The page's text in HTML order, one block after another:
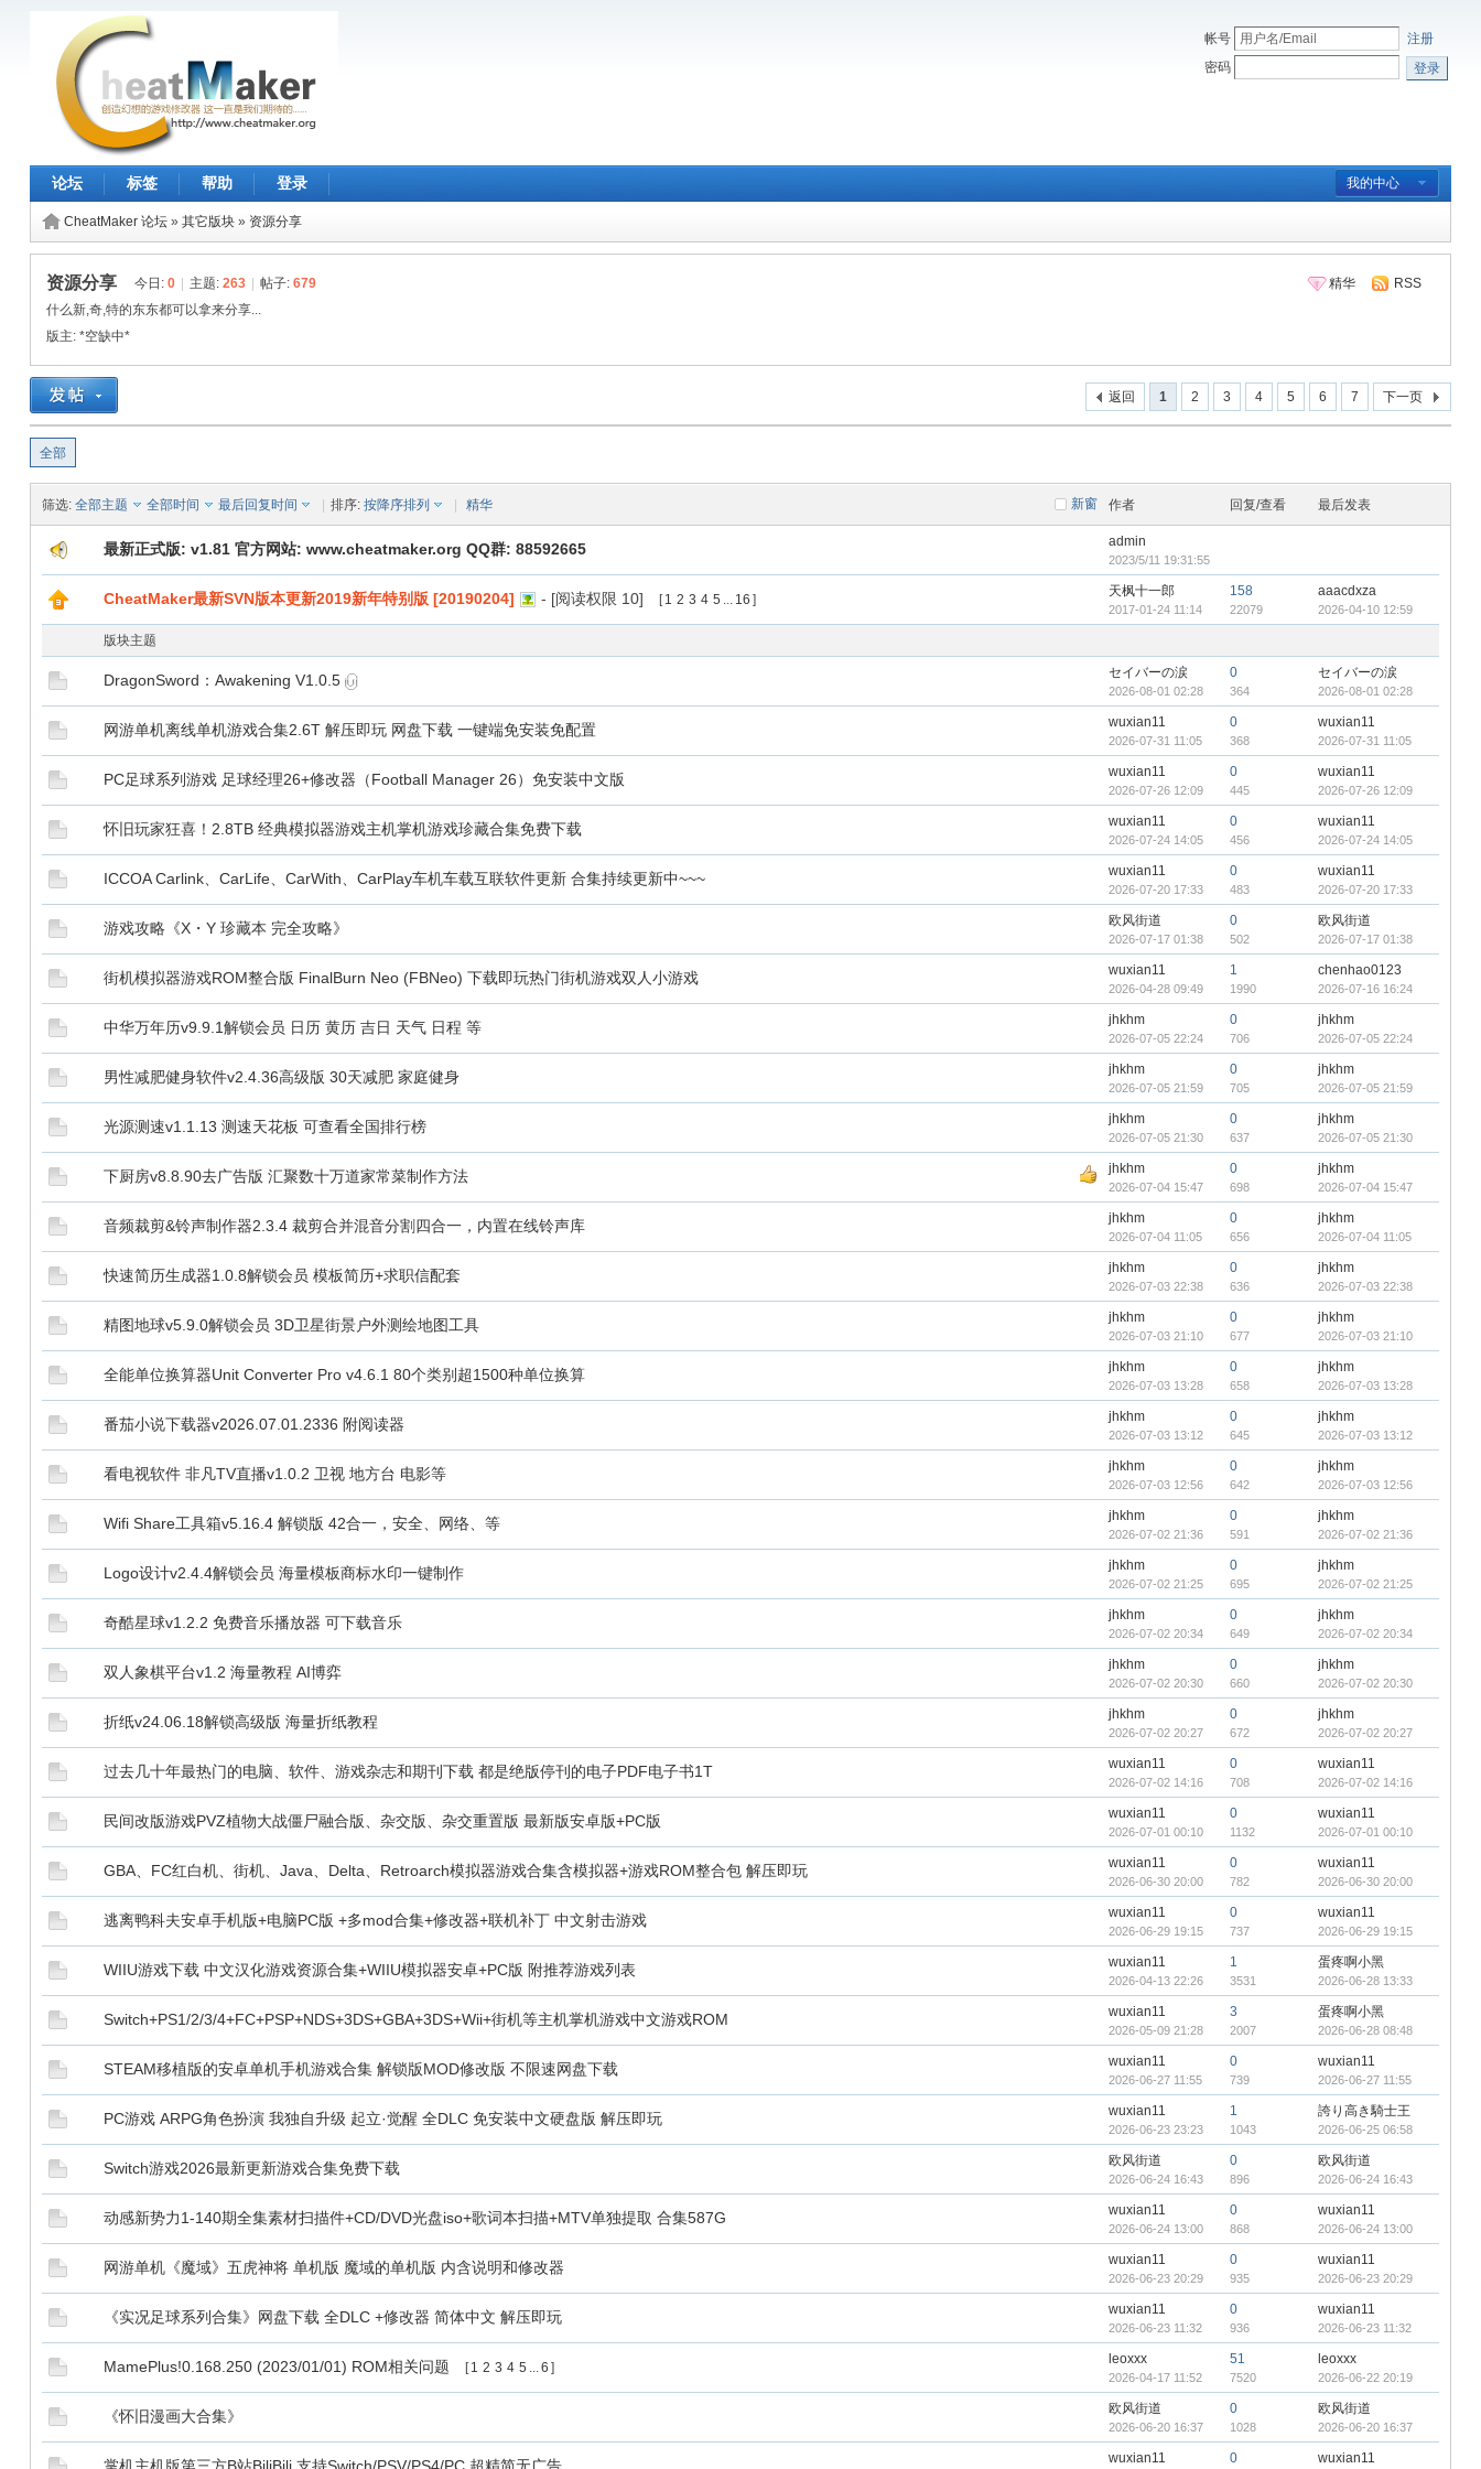
帐号
注册
密码
登录
我的中心
论坛 标签 帮助 登录
CheatMaker 论坛» 其它版块» 资源分享
精华 RSS
资源分享 今日: 0 主题: 263 帖子: 679
什么新,奇,特的东东都可以拿来分享...
版主: *空缺中*
返回 1 2 3 4 5 6 7 下一页
全部
新窗
筛选: 全部主题 全部时间 最后回复时间 排序: 按降序排列 精华 作者 回复/查看 最后发表
最新正式版: v1.81 官方网站: www.cheatmaker.org QQ群: 88592665 admin
2023/5/11 19:31:55
CheatMaker最新SVN版本更新2019新年特别版 [20190204] - [阅读权限 10] [ 1 2 3 4 5 ... 16 ]
天枫十一郎
2017-01-24 11:14
158
22079
aaacdxza
2026-04-10 12:59
版块主题
DragonSword：Awakening V1.0.5 セイバーの涙
2026-08-01 02:28
0
364
セイバーの涙
2026-08-01 02:28
网游单机离线单机游戏合集2.6T 解压即玩 网盘下载 一键端免安装免配置 wuxian11
2026-07-31 11:05
0
368
wuxian11
2026-07-31 11:05
PC足球系列游戏 足球经理26+修改器（Football Manager 26）免安装中文版 wuxian11
2026-07-26 12:09
0
445
wuxian11
2026-07-26 12:09
怀旧玩家狂喜！2.8TB 经典模拟器游戏主机掌机游戏珍藏合集免费下载 wuxian11
2026-07-24 14:05
0
456
wuxian11
2026-07-24 14:05
ICCOA Carlink、CarLife、CarWith、CarPlay车机车载互联软件更新 合集持续更新中~~~ wuxian11
2026-07-20 17:33
0
483
wuxian11
2026-07-20 17:33
游戏攻略《X・Y 珍藏本 完全攻略》 欧风街道
2026-07-17 01:38
0
502
欧风街道
2026-07-17 01:38
街机模拟器游戏ROM整合版 FinalBurn Neo (FBNeo) 下载即玩热门街机游戏双人小游戏 wuxian11
2026-04-28 09:49
1
1990
chenhao0123
2026-07-16 16:24
中华万年历v9.9.1解锁会员 日历 黄历 吉日 天气 日程 等 jhkhm
2026-07-05 22:24
0
706
jhkhm
2026-07-05 22:24
男性减肥健身软件v2.4.36高级版 30天减肥 家庭健身 jhkhm
2026-07-05 21:59
0
705
jhkhm
2026-07-05 21:59
光源测速v1.1.13 测速天花板 可查看全国排行榜 jhkhm
2026-07-05 21:30
0
637
jhkhm
2026-07-05 21:30
下厨房v8.8.90去广告版 汇聚数十万道家常菜制作方法 jhkhm
2026-07-04 15:47
0
698
jhkhm
2026-07-04 15:47
音频裁剪&铃声制作器2.3.4 裁剪合并混音分割四合一，内置在线铃声库 jhkhm
2026-07-04 11:05
0
656
jhkhm
2026-07-04 11:05
快速简历生成器1.0.8解锁会员 模板简历+求职信配套 jhkhm
2026-07-03 22:38
0
636
jhkhm
2026-07-03 22:38
精图地球v5.9.0解锁会员 3D卫星街景户外测绘地图工具 jhkhm
2026-07-03 21:10
0
677
jhkhm
2026-07-03 21:10
全能单位换算器Unit Converter Pro v4.6.1 80个类别超1500种单位换算 jhkhm
2026-07-03 13:28
0
658
jhkhm
2026-07-03 13:28
番茄小说下载器v2026.07.01.2336 附阅读器 jhkhm
2026-07-03 13:12
0
645
jhkhm
2026-07-03 13:12
看电视软件 非凡TV直播v1.0.2 卫视 地方台 电影等 jhkhm
2026-07-03 12:56
0
642
jhkhm
2026-07-03 12:56
Wifi Share工具箱v5.16.4 解锁版 42合一，安全、网络、等 jhkhm
2026-07-02 21:36
0
591
jhkhm
2026-07-02 21:36
Logo设计v2.4.4解锁会员 海量模板商标水印一键制作 jhkhm
2026-07-02 21:25
0
695
jhkhm
2026-07-02 21:25
奇酷星球v1.2.2 免费音乐播放器 可下载音乐 jhkhm
2026-07-02 20:34
0
649
jhkhm
2026-07-02 20:34
双人象棋平台v1.2 海量教程 AI博弈 jhkhm
2026-07-02 20:30
0
660
jhkhm
2026-07-02 20:30
折纸v24.06.18解锁高级版 海量折纸教程 jhkhm
2026-07-02 20:27
0
672
jhkhm
2026-07-02 20:27
过去几十年最热门的电脑、软件、游戏杂志和期刊下载 都是绝版停刊的电子PDF电子书1T wuxian11
2026-07-02 14:16
0
708
wuxian11
2026-07-02 14:16
民间改版游戏PVZ植物大战僵尸融合版、杂交版、杂交重置版 最新版安卓版+PC版 wuxian11
2026-07-01 00:10
0
1132
wuxian11
2026-07-01 00:10
GBA、FC红白机、街机、Java、Delta、Retroarch模拟器游戏合集含模拟器+游戏ROM整合包 解压即玩 wuxian11
2026-06-30 20:00
0
782
wuxian11
2026-06-30 20:00
逃离鸭科夫安卓手机版+电脑PC版 +多mod合集+修改器+联机补丁 中文射击游戏 wuxian11
2026-06-29 19:15
0
737
wuxian11
2026-06-29 19:15
WIIU游戏下载 中文汉化游戏资源合集+WIIU模拟器安卓+PC版 附推荐游戏列表 wuxian11
2026-04-13 22:26
1
3531
蛋疼啊小黑
2026-06-28 13:33
Switch+PS1/2/3/4+FC+PSP+NDS+3DS+GBA+3DS+Wii+街机等主机掌机游戏中文游戏ROM wuxian11
2026-05-09 21:28
3
2007
蛋疼啊小黑
2026-06-28 08:48
STEAM移植版的安卓单机手机游戏合集 解锁版MOD修改版 不限速网盘下载 wuxian11
2026-06-27 11:55
0
739
wuxian11
2026-06-27 11:55
PC游戏 ARPG角色扮演 我独自升级 起立·觉醒 全DLC 免安装中文硬盘版 解压即玩 wuxian11
2026-06-23 23:23
1
1043
誇り高き騎士王
2026-06-25 06:58
Switch游戏2026最新更新游戏合集免费下载 欧风街道
2026-06-24 16:43
0
896
欧风街道
2026-06-24 16:43
动感新势力1-140期全集素材扫描件+CD/DVD光盘iso+歌词本扫描+MTV单独提取 合集587G wuxian11
2026-06-24 13:00
0
868
wuxian11
2026-06-24 13:00
网游单机《魔域》五虎神将 单机版 魔域的单机版 内含说明和修改器 wuxian11
2026-06-23 20:29
0
935
wuxian11
2026-06-23 20:29
《实况足球系列合集》网盘下载 全DLC +修改器 简体中文 解压即玩 wuxian11
2026-06-23 11:32
0
936
wuxian11
2026-06-23 11:32
MamePlus!0.168.250 (2023/01/01) ROM相关问题 [ 1 2 3 4 5 ...6 ]
leoxxx
2026-04-17 11:52
51
7520
leoxxx
2026-06-22 20:19
《怀旧漫画大合集》 欧风街道
2026-06-20 16:37
0
1028
欧风街道
2026-06-20 16:37
wuxian11 0 wuxian11